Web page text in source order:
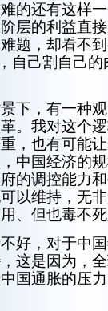
的还有这样
层的利益直
题，却看不
自己割自己
下，有一种
。我对这个
，也有可能
中国经济的
的调控能力
以维持，无
、但也毒不
好，对于中
这是因为，
国通胀的压